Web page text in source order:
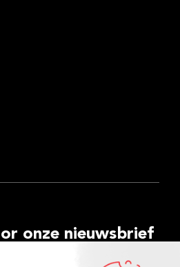
onze nieuwsbrief